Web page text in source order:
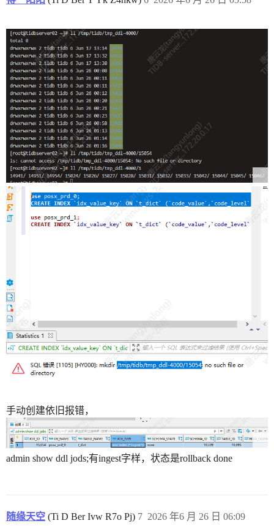
手动创建依旧报错，
admin show ddl jods;有ingest字样，状态是rollback done
随缘天空 (Ti D Ber Ivw R7o Pj) 2026 年6 月 26 日 06:09
7